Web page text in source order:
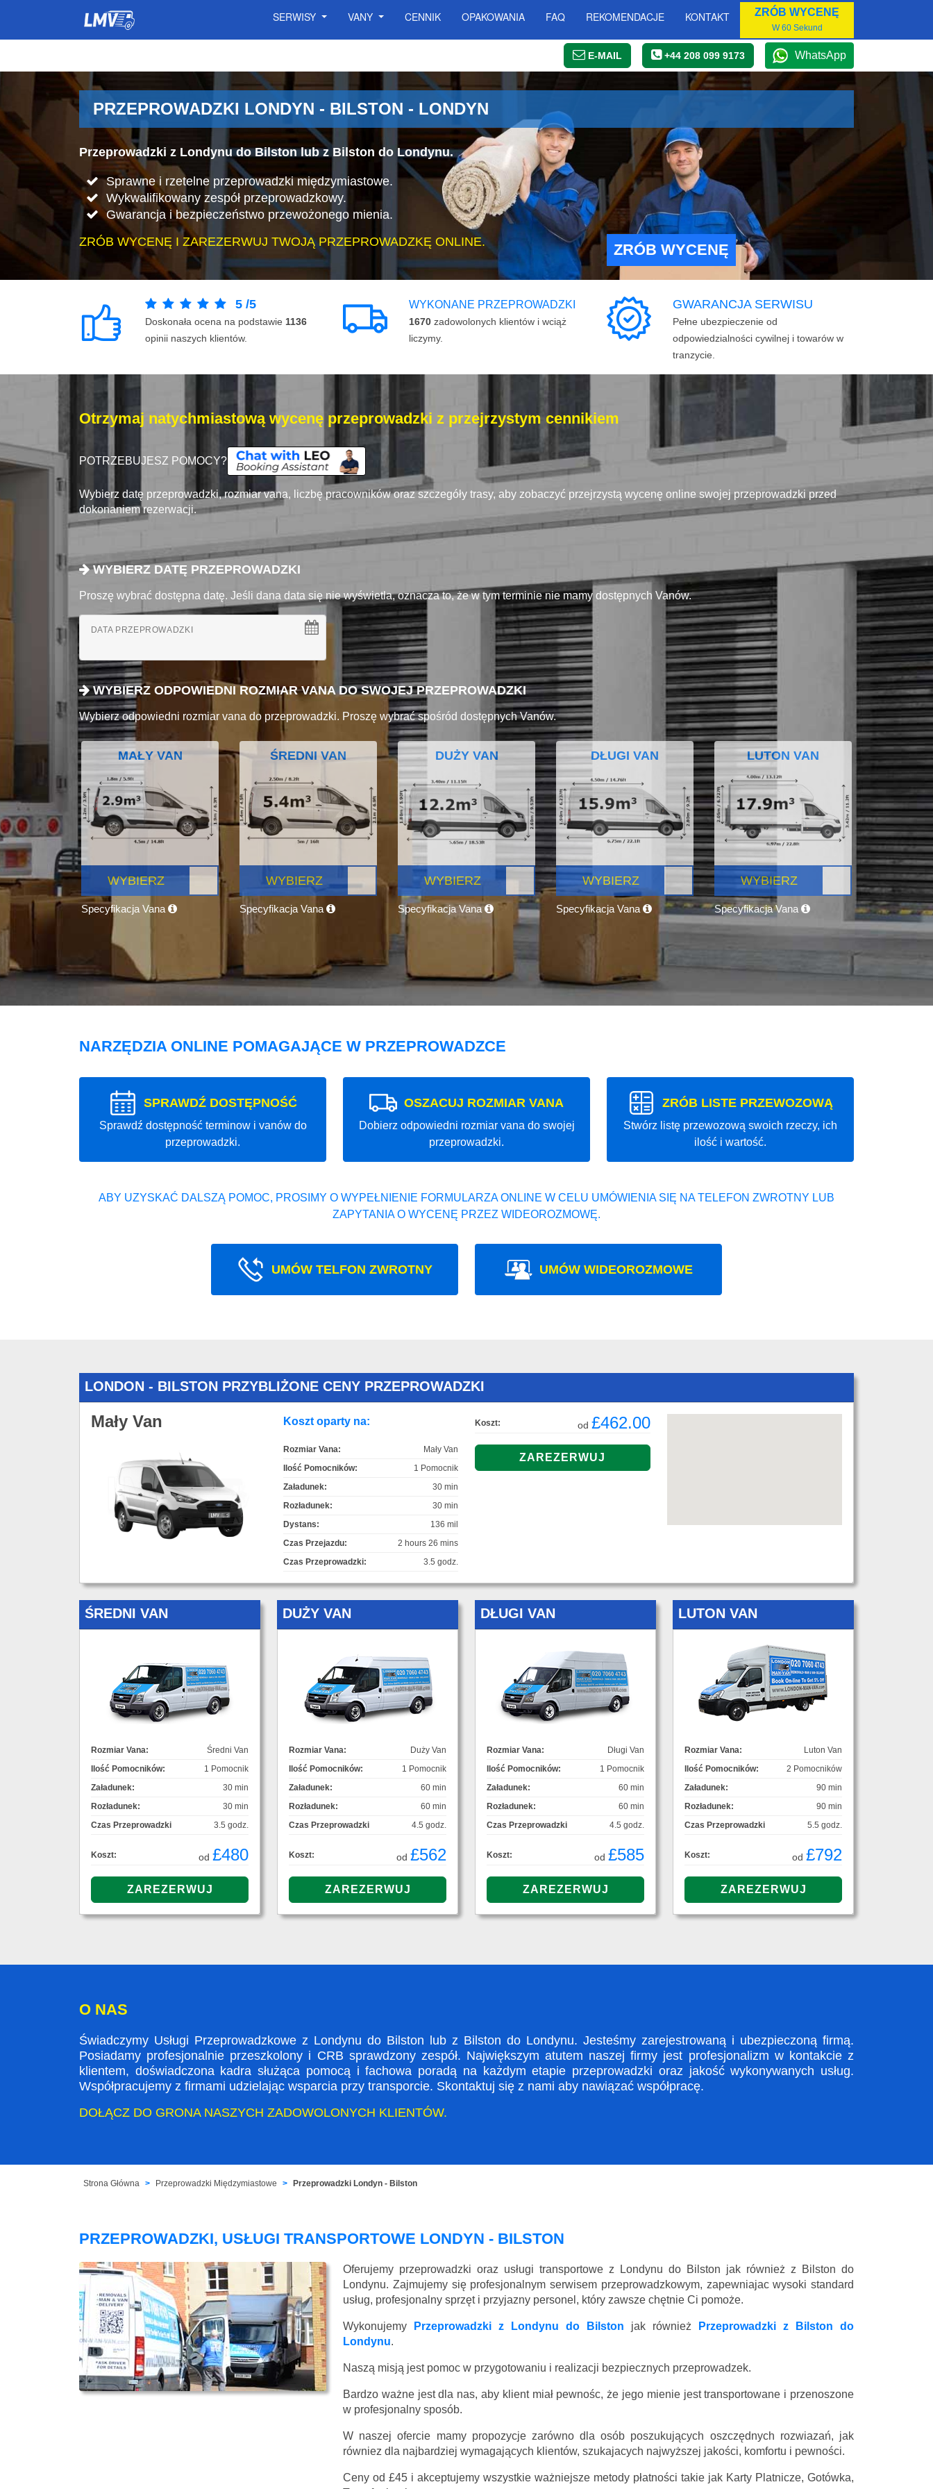
SERWISY VANY CENNIK OPAKOWANIA FAQ REKOMENDACJE KONTAKT ZRÓB WYCENĘ
W 60 Sekund
E-MAIL +44 208 099 9173 WhatsApp
PRZEPROWADZKI LONDYN - BILSTON - LONDYN
Przeprowadzki z Londynu do Bilston lub z Bilston do Londynu.
Sprawne i rzetelne przeprowadzki międzymiastowe.
Wykwalifikowany zespół przeprowadzkowy.
Gwarancja i bezpieczeństwo przewożonego mienia.
ZRÓB WYCENĘ I ZAREZERWUJ TWOJĄ PRZEPROWADZKĘ ONLINE.
ZRÓB WYCENĘ
5 /5
Doskonała ocena na podstawie 1136
opinii naszych klientów.
WYKONANE PRZEPROWADZKI
1670 zadowolonych klientów i wciąż
liczymy.
GWARANCJA SERWISU
Pełne ubezpieczenie od
odpowiedzialności cywilnej i towarów w
tranzycie.
Otrzymaj natychmiastową wycenę przeprowadzki z przejrzystym cennikiem
POTRZEBUJESZ POMOCY?
Wybierz datę przeprowadzki, rozmiar vana, liczbę pracowników oraz szczegóły trasy, aby zobaczyć przejrzystą wycenę online swojej przeprowadzki przed
dokonaniem rezerwacji.
WYBIERZ DATĘ PRZEPROWADZKI
Proszę wybrać dostępna datę. Jeśli dana data się nie wyświetla, oznacza to, że w tym terminie nie mamy dostępnych Vanów.
DATA PRZEPROWADZKI
WYBIERZ ODPOWIEDNI ROZMIAR VANA DO SWOJEJ PRZEPROWADZKI
Wybierz odpowiedni rozmiar vana do przeprowadzki. Proszę wybrać spośród dostępnych Vanów.
MAŁY VAN
WYBIERZ
Specyfikacja Vana
ŚREDNI VAN
WYBIERZ
Specyfikacja Vana
DUŻY VAN
WYBIERZ
Specyfikacja Vana
DŁUGI VAN
WYBIERZ
Specyfikacja Vana
LUTON VAN
WYBIERZ
Specyfikacja Vana
NARZĘDZIA ONLINE POMAGAJĄCE W PRZEPROWADZCE
SPRAWDŹ DOSTĘPNOŚĆ
Sprawdź dostępność terminow i vanów do
przeprowadzki.
OSZACUJ ROZMIAR VANA
Dobierz odpowiedni rozmiar vana do swojej
przeprowadzki.
ZRÓB LISTE PRZEWOZOWĄ
Stwórz listę przewozową swoich rzeczy, ich
ilość i wartość.
ABY UZYSKAĆ DALSZĄ POMOC, PROSIMY O WYPEŁNIENIE FORMULARZA ONLINE W CELU UMÓWIENIA SIĘ NA TELEFON ZWROTNY LUB
ZAPYTANIA O WYCENĘ PRZEZ WIDEOROZMOWĘ.
UMÓW TELFON ZWROTNY UMÓW WIDEOROZMOWE
LONDON - BILSTON PRZYBLIŻONE CENY PRZEPROWADZKI
Mały Van Koszt oparty na:
Rozmiar Vana:
Mały Van
Ilość Pomocników:
1 Pomocnik
Załadunek:
30 min
Rozładunek:
30 min
Dystans:
136 mil
Czas Przejazdu:
2 hours 26 mins
Czas Przeprowadzki:
3.5 godz.
Koszt: od £462.00
ŚREDNI VAN
Rozmiar Vana:
Średni Van
Ilość Pomocników:
1 Pomocnik
Załadunek:
30 min
Rozładunek:
30 min
Czas Przeprowadzki
3.5 godz.
Koszt: od £480
DUŻY VAN
Rozmiar Vana:
Duży Van
Ilość Pomocników:
1 Pomocnik
Załadunek:
60 min
Rozładunek:
60 min
Czas Przeprowadzki
4.5 godz.
Koszt: od £562
DŁUGI VAN
Rozmiar Vana:
Długi Van
Ilość Pomocników:
1 Pomocnik
Załadunek:
60 min
Rozładunek:
60 min
Czas Przeprowadzki
4.5 godz.
Koszt: od £585
LUTON VAN
Rozmiar Vana:
Luton Van
Ilość Pomocników:
2 Pomocników
Załadunek:
90 min
Rozładunek:
90 min
Czas Przeprowadzki
5.5 godz.
Koszt: od £792
O NAS
Świadczymy Usługi Przeprowadzkowe z Londynu do Bilston lub z Bilston do Londynu. Jesteśmy zarejestrowaną i ubezpieczoną firmą.
Posiadamy profesjonalnie przeszkolony i CRB sprawdzony zespół. Największym atutem naszej firmy jest profesjonalizm w kontakcie z
klientem, doświadczona kadra służąca pomocą i fachowa poradą na każdym etapie przeprowadzki oraz jakość wykonywanych usług.
Współpracujemy z firmami udzielając wsparcia przy transporcie. Skontaktuj się z nami aby nawiązać współpracę.
DOŁĄCZ DO GRONA NASZYCH ZADOWOLONYCH KLIENTÓW.
Strona Główna Przeprowadzki Międzymiastowe Przeprowadzki Londyn - Bilston
PRZEPROWADZKI, USŁUGI TRANSPORTOWE LONDYN - BILSTON
Oferujemy przeprowadzki oraz usługi transportowe z Londynu do Bilston jak również z Bilston do
Londynu. Zajmujemy się profesjonalnym serwisem przeprowadzkowym, zapewniajac wysoki standard
usług, profesjonalny sprzęt i przyjazny personel, który zawsze chętnie Ci pomoże.
Wykonujemy Przeprowadzki z Londynu do Bilston jak również
Przeprowadzki z Bilston do
Londynu.
Naszą misją jest pomoc w przygotowaniu i realizacji bezpiecznych przeprowadzek.
Bardzo ważne jest dla nas, aby klient miał pewnośc, że jego mienie jest transportowane i przenoszone
w profesjonalny sposób.
W naszej ofercie mamy propozycje zarówno dla osób poszukujących oszczędnych rozwiazań, jak
równiez dla najbardziej wymagających klientów, szukajacych najwyższej jakości, komfortu i pewności.
Ceny od £45 i akceptujemy wszystkie ważniejsze metody płatności takie jak Karty Platnicze, Gotówka,